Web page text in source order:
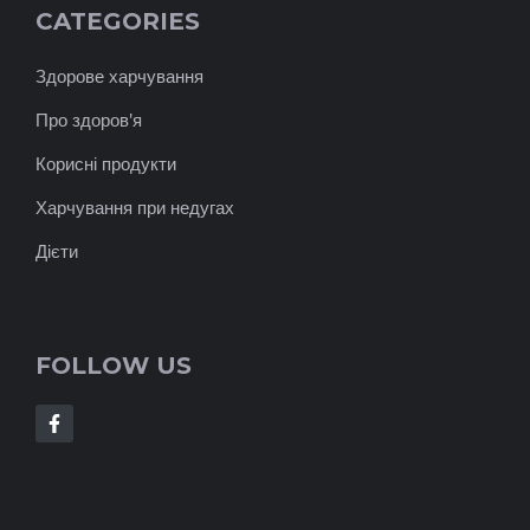
CATEGORIES
Здорове харчування
Про здоров'я
Корисні продукти
Харчування при недугах
Дієти
FOLLOW US